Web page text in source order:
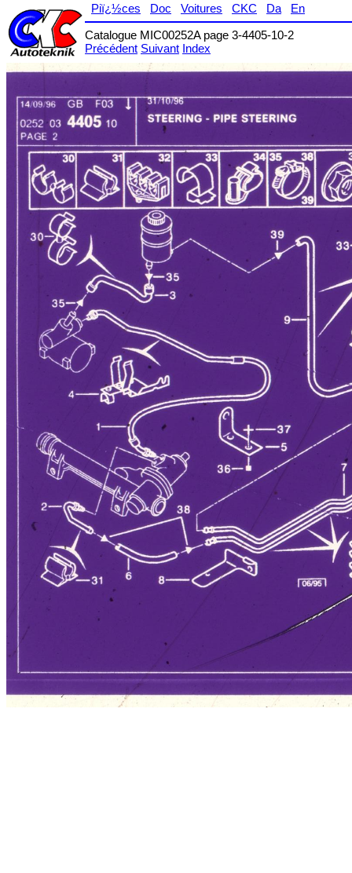
Piï¿½ces Doc Voitures CKC Da
En
Catalogue MIC00252A page 3-4405-10-2
Précédent Suivant Index